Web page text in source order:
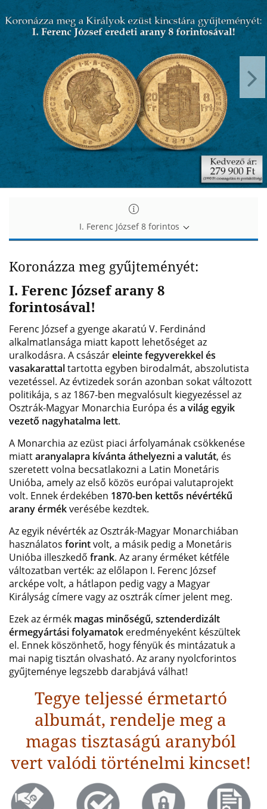
Koronázza
meg
Királyok
ezüst
kincstára
gyűjteményét!
Koronázza
meg
Királyok
ezüst
kincstára
gyűjteményét!
I. Ferenc József 8 forintos
Koronázza meg gyűjteményét:
I. Ferenc József arany 8
forintosával!
Ferenc József a gyenge akaratú V. Ferdinánd
alkalmatlansága miatt kapott lehetőséget az
uralkodásra. A császáreleinte fegyverekkel és
vasakarattaltartotta egyben birodalmát, abszolutista
vezetéssel. Az évtizedek során azonban sokat változott
politikája, s az 1867-ben megvalósult kiegyezéssel az
Osztrák-Magyar Monarchia Európa és a világ egyik
vezető nagyhatalma lett.
A Monarchia az ezüst piaci árfolyamának csökkenése
miattaranyalapra kívánta áthelyezni a valutát, és
szeretett volna becsatlakozni a Latin Monetáris
Unióba, amely az első közös európai valutaprojekt
volt. Ennek érdekében 1870-ben kettős névértékű
arany érmékverésébe kezdtek.
Az egyik névérték az Osztrák-Magyar Monarchiában
használatos forintvolt, a másik pedig a Monetáris
Unióba illeszkedő frank. Az arany érméket kétféle
változatban verték: az előlapon I. Ferenc József
arcképe volt, a hátlapon pedig vagy a Magyar
Királyság címere vagy az osztrák címer jelent meg.
Ezek az érmék magas minőségű, sztenderdizált
érmegyártási folyamatok eredményeként készültek
el. Ennek köszönhető, hogy fényük és mintázatuk a
mai napig tisztán olvasható. Az arany nyolcforintos
gyűjteménye legszebb darabjává válhat!
Tegye teljessé érmetartó
albumát, rendelje meg a
magas tisztaságú aranyból
vert valódi történelmi kincset!